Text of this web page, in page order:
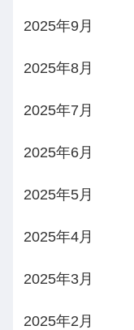
2025年9月
2025年8月
2025年7月
2025年6月
2025年5月
2025年4月
2025年3月
2025年2月